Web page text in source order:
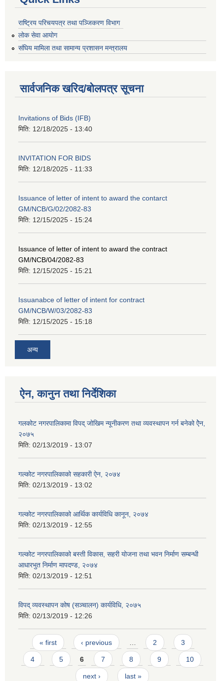
राष्ट्रिय परिचयपत्र तथा पञ्जिकरण विभाग
लोक सेवा आयोग
संघिय मामिला तथा सामान्य प्रशासन मन्त्रालय
सार्वजनिक खरिद/बोलपत्र सूचना
Invitations of Bids (IFB)
मिति: 12/18/2025 - 13:40
INVITATION FOR BIDS
मिति: 12/18/2025 - 11:33
Issuance of letter of intent to award the contarct
GM/NCB/G/02/2082-83
मिति: 12/15/2025 - 15:24
Issuance of letter of intent to award the contract
GM/NCB/04/2082-83
मिति: 12/15/2025 - 15:21
Issuanabce of letter of intent for contract
GM/NCB/W/03/2082-83
मिति: 12/15/2025 - 15:18
अन्य
ऐन, कानुन तथा निर्देशिका
गलकोट नगरपालिकामा विपद् जोखिम न्यूनीकरण तथा व्यवस्थापन गर्न बनेको ऐेन,
२०७५
मिति: 02/13/2019 - 13:07
गल्कोट नगरपालिकाको सहकारी ऐन, २०७४
मिति: 02/13/2019 - 13:02
गल्कोट नगरपालिकाको आर्थिक कार्यविधि कानून, २०७४
मिति: 02/13/2019 - 12:55
गल्कोट नगरपालिकाको बस्ती विकास, सहरी योजना तथा भवन निर्माण सम्बन्धी
आधारभुत निर्माण मापदण्ड, २०७४
मिति: 02/13/2019 - 12:51
विपद् व्यवस्थापन कोष (सञ्चालन) कार्यविधि, २०७५
मिति: 02/13/2019 - 12:26
Pages
« first ‹ previous 2 3
4 5 6 7 8 9 10
next › last »